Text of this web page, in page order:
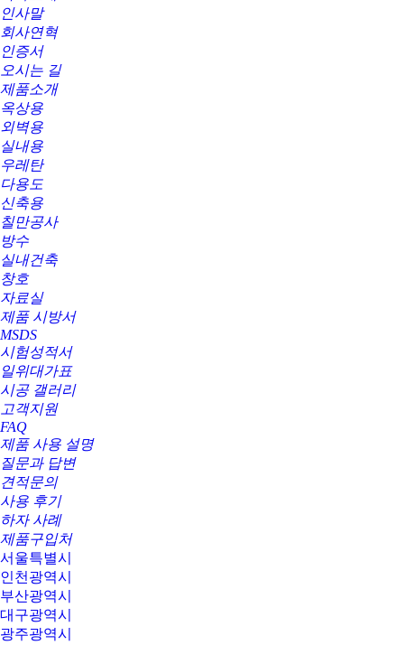
인사말
회사연혁
인증서
오시는 길
제품소개
옥상용
외벽용
실내용
우레탄
다용도
신축용
칠만공사
방수
실내건축
창호
자료실
제품 시방서
MSDS
시험성적서
일위대가표
시공 갤러리
고객지원
FAQ
제품 사용 설명
질문과 답변
견적문의
사용 후기
하자 사례
제품구입처
서울특별시
인천광역시
부산광역시
대구광역시
광주광역시